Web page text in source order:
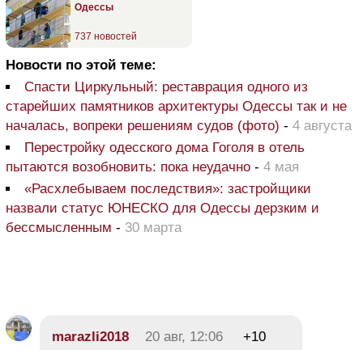
Одессы
737 новостей
Новости по этой теме:
Спасти Циркульный: реставрация одного из
старейших памятников архитектуры Одессы так и не
началась, вопреки решениям судов (фото) - 4 августа
Перестройку одесского дома Гоголя в отель
пытаются возобновить: пока неудачно - 4 мая
«Расхлебываем последствия»: застройщики
назвали статус ЮНЕСКО для Одессы дерзким и
бессмысленным - 30 марта
marazli2018 20 авг, 12:06
+10